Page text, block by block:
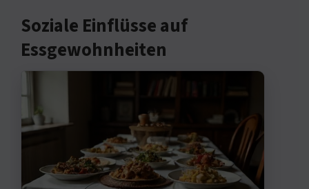
Soziale Einflüsse auf
Essgewohnheiten